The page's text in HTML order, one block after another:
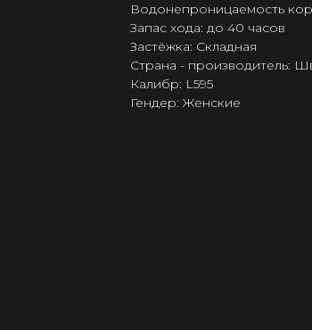
Водонепроницаемость
Запас хода: до 40 часов
Застёжка: Складная
Страна - производитель:
Калибр: L595
Гендер: Женские